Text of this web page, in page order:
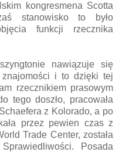
kongresmena Scotta
stanowisko to było
funkcji rzecznika
nawiązuje się
i to dzięki tej
rzecznikiem prasowym
tego doszło, pracowała
z Kolorado, a po
przez pewien czas z
Trade Center, została
Posada